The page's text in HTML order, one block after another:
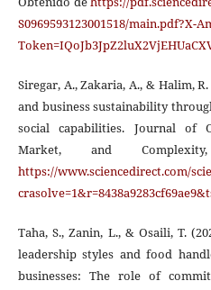
S0969593123001518/main.pdf?X-
Siregar, A., Zakaria, A., & Halim,
and business sustainability
social capabilities. Journal of
Market, and
https://www.sciencedirect.com/
Taha, S., Zanin, L., & Osaili, T.
leadership styles and food
businesses: The role of